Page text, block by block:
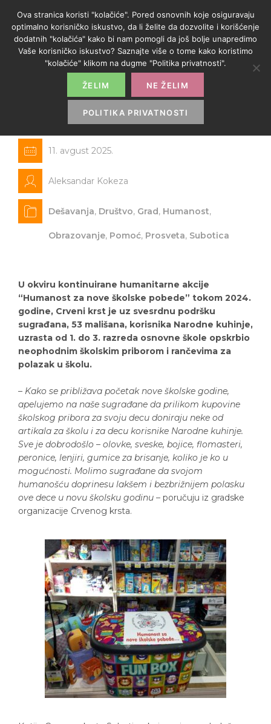
U akciji Crvenog krsta prikupljen
školski pribor za 53 đaka
11. avgust 2025.
Aleksandar Kokeza
Dešavanja, Društvo, Grad, Humanost,
Obrazovanje, Pomoć, Prosveta, Subotica
U okviru kontinuirane humanitarne akcije
“Humanost za nove školske pobede” tokom 2024.
godine, Crveni krst je uz svesrdnu podršku
sugrađana, 53 mališana, korisnika Narodne kuhinje,
uzrasta od 1. do 3. razreda osnovne škole opskrbio
neophodnim školskim priborom i rančevima za
polazak u školu.
– Kako se približava početak nove školske godine,
apelujemo na naše sugrađane da prilikom kupovine
školskog pribora za svoju decu doniraju neke od
artikala za školu i za decu korisnike Narodne kuhinje.
Sve je dobrodošlo – olovke, sveske, bojice, flomasteri,
peronice, lenjiri, gumice za brisanje, koliko je ko u
mogućnosti. Molimo sugrađane da svojom
humanošću doprinesu lakšem i bezbrižnijem polasku
ove dece u novu školsku godinu – poručuju iz gradske
organizacije Crvenog krsta.
Ova stranica koristi "kolačiće". Pored osnovnih koje osiguravaju
optimalno korisničko iskustvo, da li želite da dozvolite i korišćenje
dodatnih "kolačića" kako bi nam pomogli da još bolje unapredimo
Vaše korisničko iskustvo? Saznajte više o tome kako koristimo
"kolačiće" klikom na dugme "Politika privatnosti".
ŽELIM NE ŽELIM
POLITIKA PRIVATNOSTI